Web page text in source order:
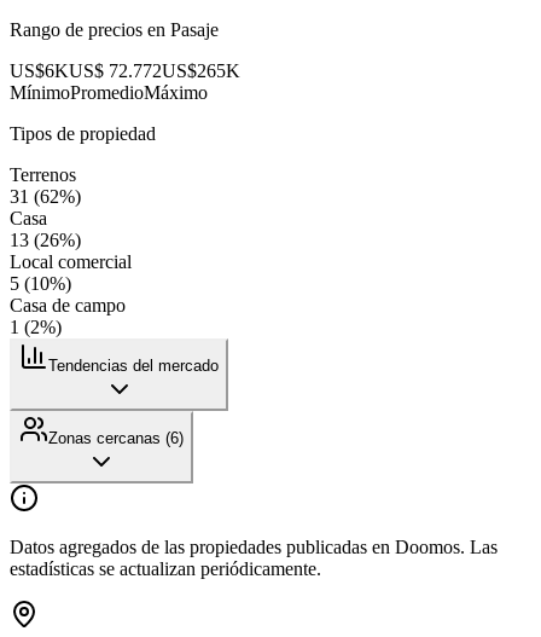
Rango de precios en Pasaje
US$6KUS$ 72.772US$265K
MínimoPromedioMáximo
Tipos de propiedad
Terrenos
31 (62%)
Casa
13 (26%)
Local comercial
5 (10%)
Casa de campo
1 (2%)
Tendencias del mercado
Zonas cercanas (6)
Datos agregados de las propiedades publicadas en Doomos. Las
estadísticas se actualizan periódicamente.